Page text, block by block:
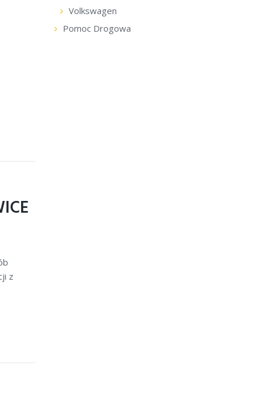
z
Volkswagen
Pomoc Drogowa